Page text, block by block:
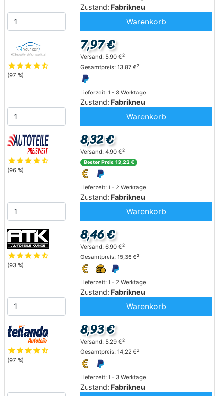
Zustand: Fabrikneu
Warenkorb
starstarstarstarstar_half
(97 %)
Lieferzeit: 1 - 3 Werktage
Zustand: Fabrikneu
7,97 €
Versand: 5,90 €2
Gesamtpreis: 13,87 €2
Warenkorb
starstarstarstarstar_half
(96 %)
Lieferzeit: 1 - 2 Werktage
Zustand: Fabrikneu
8,32 €
Versand: 4,90 €2
Bester Preis 13,22 €
Warenkorb
starstarstarstarstar_half
(93 %)
Lieferzeit: 1 - 2 Werktage
Zustand: Fabrikneu
8,46 €
Versand: 6,90 €2
Gesamtpreis: 15,36 €2
Warenkorb
starstarstarstarstar_half
(97 %)
Lieferzeit: 1 - 3 Werktage
Zustand: Fabrikneu
8,93 €
Versand: 5,29 €2
Gesamtpreis: 14,22 €2